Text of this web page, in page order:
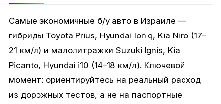
Самые экономичные б/у авто в Израиле —
гибриды Toyota Prius, Hyundai Ioniq, Kia Niro (17–
21 км/л) и малолитражки Suzuki Ignis, Kia
Picanto, Hyundai i10 (14–18 км/л). Ключевой
момент: ориентируйтесь на реальный расход
из дорожных тестов, а не на паспортные